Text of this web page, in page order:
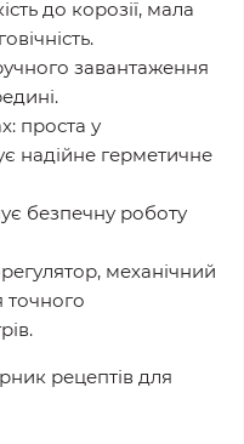
до корозії, мала
завантаження
проста у
надійне герметичне
безпечну роботу
механічний
точного
рецептів для